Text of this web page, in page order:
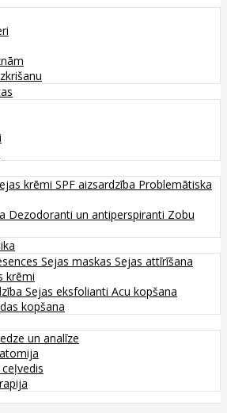
krēmi SPF aizsardzība Problemātiska
Dezodoranti un antiperspiranti Zobu
Sejas maskas Sejas attīrīšana
krēmi
Sejas eksfolianti Acu kopšana
kopšana
un analīze